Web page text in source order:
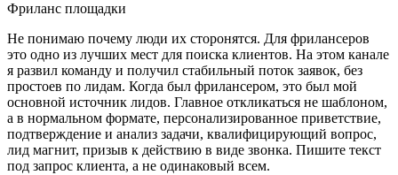
Фриланс площадки
Не понимаю почему люди их сторонятся. Для фрилансеров
это одно из лучших мест для поиска клиентов. На этом канале
я развил команду и получил стабильный поток заявок, без
простоев по лидам. Когда был фрилансером, это был мой
основной источник лидов. Главное откликаться не шаблоном,
а в нормальном формате, персонализированное приветствие,
подтверждение и анализ задачи, квалифицирующий вопрос,
лид магнит, призыв к действию в виде звонка. Пишите текст
под запрос клиента, а не одинаковый всем.